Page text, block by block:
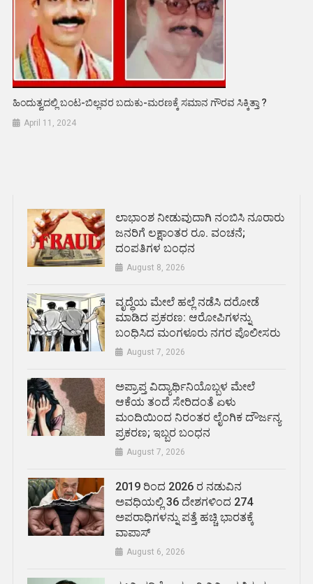
ಹಿಂದುತ್ವದಲ್ಲಿ ಬಂಟ-ಬಿಲ್ಲವರ ಬದುಕು-ಮರಣಕ್ಕೆ ಸಮಾನ ಗೌರವ ಸಿಕ್ಕಿತ್ತಾ ?
April 11, 2024
ಲಾಭಾಂಶ ನೀಡುವುದಾಗಿ ನಂಬಿಸಿ ನೂರಾರು
ಜನರಿಗೆ ಲಕ್ಷಾಂತರ ರೂ. ವಂಚನೆ;
ದಂಪತಿಗಳ ಬಂಧನ
August 8, 2026
ವೃದ್ಧೆಯ ಮೇಲೆ ಹಲ್ಲೆ ನಡೆಸಿ ದರೋಡೆ
ಮಾಡಿದ ಪ್ರಕರಣ: ಆರೋಪಿಗಳನ್ನು
ಬಂಧಿಸಿದ ಮಂಗಳೂರು ನಗರ ಪೊಲೀಸರು
August 7, 2026
ಅಪ್ರಾಪ್ತ ವಿದ್ಯಾರ್ಥಿನಿಯೊಬ್ಬಳ ಮೇಲೆ
ಆಕೆಯ ತಂದೆ ಸೇರಿದಂತೆ ಏಳು
ಮಂದಿಯಿಂದ ನಿರಂತರ ಲೈಂಗಿಕ ದೌರ್ಜನ್ಯ
ಪ್ರಕರಣ; ಇಬ್ಬರ ಬಂಧನ
August 7, 2026
2019 ರಿಂದ 2026 ರ ನಡುವಿನ
ಅವಧಿಯಲ್ಲಿ 36 ದೇಶಗಳಿಂದ 274
ಅಪರಾಧಿಗಳನ್ನು ಪತ್ತೆ ಹಚ್ಚಿ ಭಾರತಕ್ಕೆ
ವಾಪಾಸ್
August 6, 2026